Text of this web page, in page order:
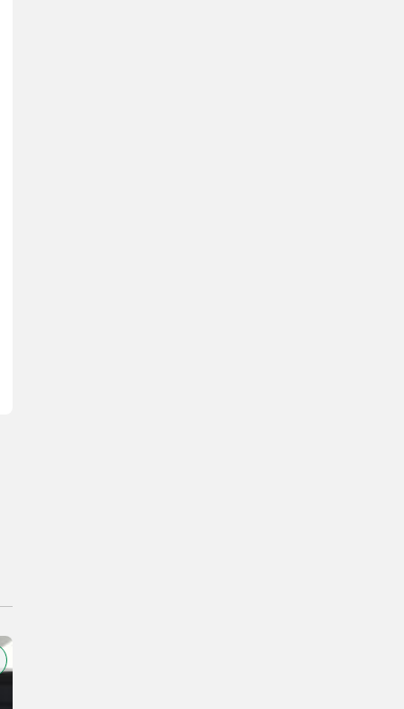
Bauhöhe 4,60 Meter Hubhöhe - Triplexfreihubmast -